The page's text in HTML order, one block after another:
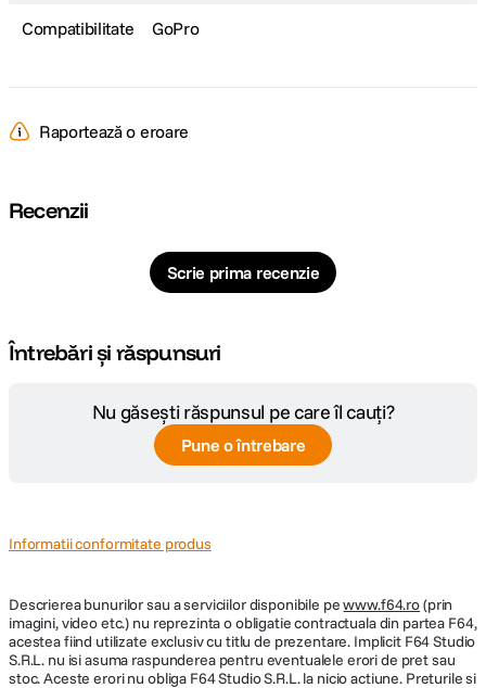
Compatibilitate GoPro
Raportează o eroare
Recenzii
Scrie prima recenzie
Întrebări și răspunsuri
Nu găsești răspunsul pe care îl cauți?
Pune o întrebare
Informatii conformitate produs
Descrierea bunurilor sau a serviciilor disponibile pewww.f64.ro(prin
imagini, video etc.) nu reprezinta o obligatie contractuala din partea F64,
acestea fiind utilizate exclusiv cu titlu de prezentare. Implicit F64 Studio
S.R.L. nu isi asuma raspunderea pentru eventualele erori de pret sau
stoc. Aceste erori nu obliga F64 Studio S.R.L. la nicio actiune. Preturile si